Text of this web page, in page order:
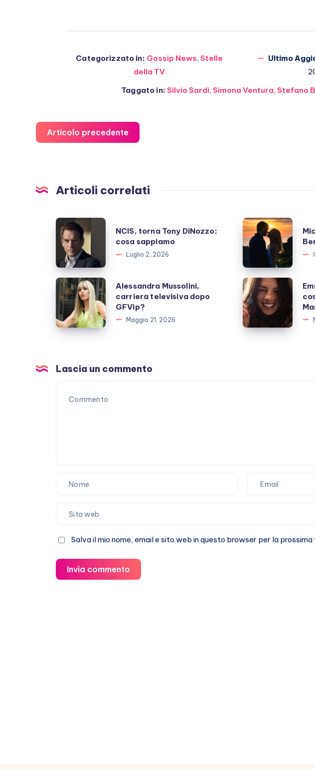
Categorizzato in: Gossip News, Stelle
della TV
Ultimo
Taggato in: Silvio Sardi, Simona Ventura, Stefano
Articolo precedente
Articoli correlati
NCIS,
torna
Tony
DiNozzo:
cosa
sappiamo
NCIS, torna Tony DiNozzo:
cosa sappiamo
Luglio 2, 2026
Michelle
Hunziker
Giulio
Berruti
allo
scoperto
Alessandra
Mussolini,
carriera
televisiva
Alessandra Mussolini,
carriera televisiva dopo
GFVip?
Maggio 21, 2026
Emma
Marrone
e
l’amicizia
De
Lascia un commento
Salva il mio nome, email e sito web in questo browser per la
Invia commento